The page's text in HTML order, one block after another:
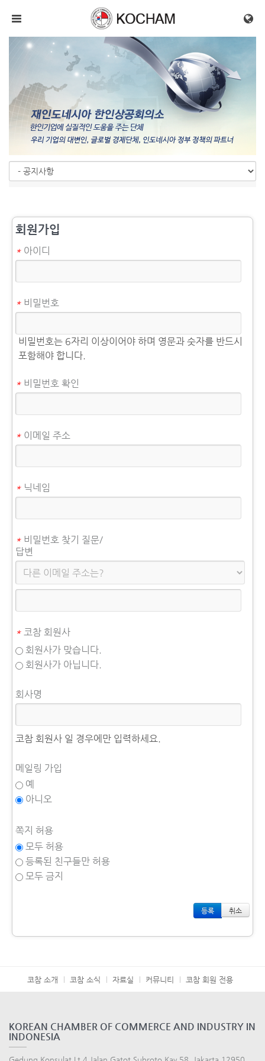
메뉴 건너뛰기
회원가입
* 아이디
* 비밀번호
비밀번호는 6자리 이상이어야 하며 영문과 숫자를 반드시
포함해야 합니다.
* 비밀번호 확인
* 이메일 주소
* 닉네임
* 비밀번호 찾기 질문/
답변
* 코참 회원사
회원사가 맞습니다.
회원사가 아닙니다.
회사명
코참 회원사 일 경우에만 입력하세요.
메일링 가입
예
아니오
쪽지 허용
모두 허용
등록된 친구들만 허용
모두 금지
취소
코참 소개 코참 소식 자료실 커뮤니티 코참 회원 전용
KOREAN CHAMBER OF COMMERCE AND INDUSTRY IN
INDONESIA